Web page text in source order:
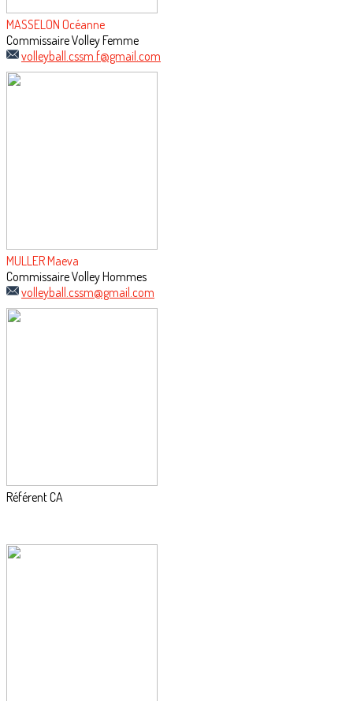
MASSELON Océanne
Commissaire Volley Femme
volleyball.cssm.f@gmail.com
MULLER Maeva
Commissaire Volley Hommes
volleyball.cssm@gmail.com
Référent CA